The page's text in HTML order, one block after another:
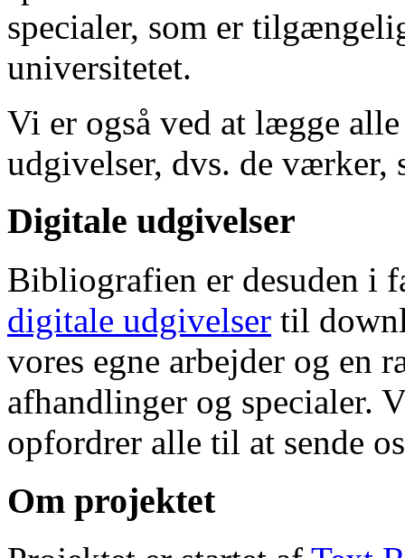
specialer, som er
universitetet.
Vi er også ved at lægge
udgivelser, dvs. de værker,
Digitale udgivelser
Bibliografien er desuden i
digitale udgivelser til
vores egne arbejder og en
afhandlinger og specialer.
opfordrer alle til at sende
Om projektet